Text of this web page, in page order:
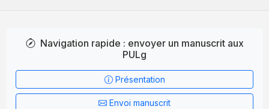
Envoyez un Manuscrit
Navigation rapide : envoyer un manuscrit aux
PULg
Présentation
Envoi manuscrit